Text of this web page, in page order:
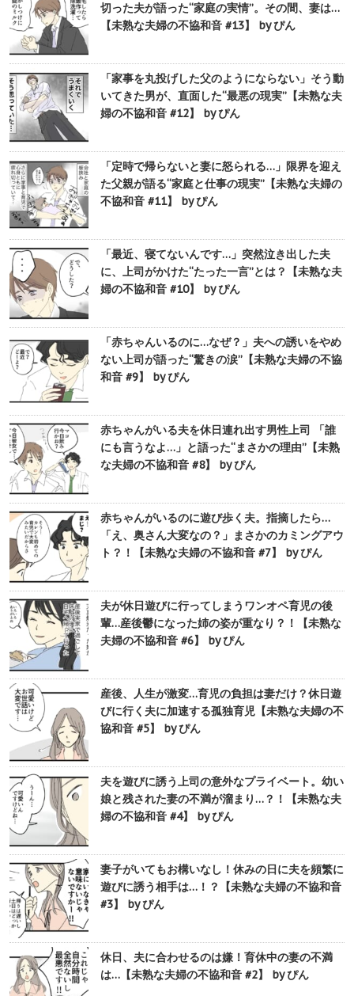
切った夫が語った“家庭の実情”。その間、妻は…
【未熟な夫婦の不協和音 #13】 by ぴん
「家事を丸投げした父のようにならない」そう動
いてきた男が、直面した“最悪の現実”【未熟な夫
婦の不協和音 #12】 by ぴん
「定時で帰らないと妻に怒られる…」限界を迎え
た父親が語る“家庭と仕事の現実”【未熟な夫婦の
不協和音 #11】 by ぴん
「最近、寝てないんです…」突然泣き出した夫
に、上司がかけた“たった一言”とは？【未熟な夫
婦の不協和音 #10】 by ぴん
「赤ちゃんいるのに…なぜ？」夫への誘いをやめ
ない上司が語った“驚きの涙”【未熟な夫婦の不協
和音 #9】 by ぴん
赤ちゃんがいる夫を休日連れ出す男性上司 「誰
にも言うなよ…」と語った“まさかの理由”【未熟
な夫婦の不協和音 #8】 by ぴん
赤ちゃんがいるのに遊び歩く夫。指摘したら…
「え、奥さん大変なの？」まさかのカミングアウ
ト？！【未熟な夫婦の不協和音 #7】 by ぴん
夫が休日遊びに行ってしまうワンオペ育児の後
輩…産後鬱になった姉の姿が重なり？！【未熟な
夫婦の不協和音 #6】 by ぴん
産後、人生が激変…育児の負担は妻だけ？休日遊
びに行く夫に加速する孤独育児【未熟な夫婦の不
協和音 #5】 by ぴん
夫を遊びに誘う上司の意外なプライベート。幼い
娘と残された妻の不満が溜まり…？！【未熟な夫
婦の不協和音 #4】 by ぴん
妻子がいてもお構いなし！休みの日に夫を頻繁に
遊びに誘う相手は…！？【未熟な夫婦の不協和音
#3】 by ぴん
休日、夫に合わせるのは嫌！育休中の妻の不満
は…【未熟な夫婦の不協和音 #2】 by ぴん